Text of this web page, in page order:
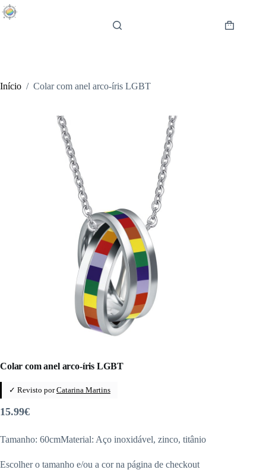
Pular
para
Carrinho
Início / Colar com anel arco-íris LGBT
Colar com anel arco-íris LGBT
✓ Revisto porCatarina Martins
15.99€
Tamanho: 60cmMaterial: Aço inoxidável, zinco, titânio
Escolher o tamanho e/ou a cor na página de checkout